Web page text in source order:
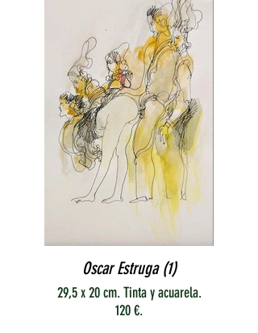
Oscar Estruga (1)
29,5 x 20 cm. Tinta y acuarela.
120 €.